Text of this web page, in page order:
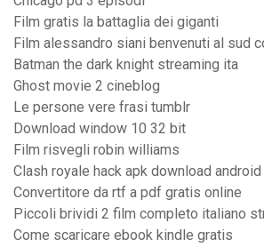
Film gratis la battaglia dei giganti
Film alessandro siani benvenuti al sud
Batman the dark knight streaming ita
Ghost movie 2 cineblog
Le persone vere frasi tumblr
Download window 10 32 bit
Film risvegli robin williams
Clash royale hack apk download android
Convertitore da rtf a pdf gratis online
Piccoli brividi 2 film completo italiano
Come scaricare ebook kindle gratis